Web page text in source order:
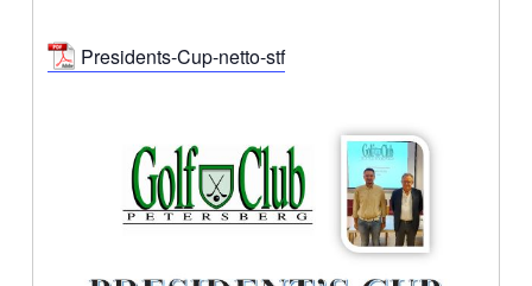
Presidents-Cup-netto-stf